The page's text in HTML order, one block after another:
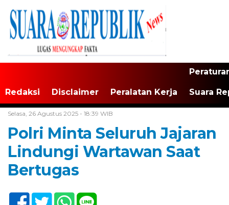
Redaksi Disclaimer Peralatan Kerja Suara
Selasa, 26 Agustus 2025 - 18:39 WIB
Polri Minta Seluruh Jajaran
Lindungi Wartawan Saat
Bertugas